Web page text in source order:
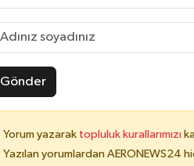
Gönder
Yorum yazarak topluluk kurallarımızı
Yazılan yorumlardan AERONEWS24